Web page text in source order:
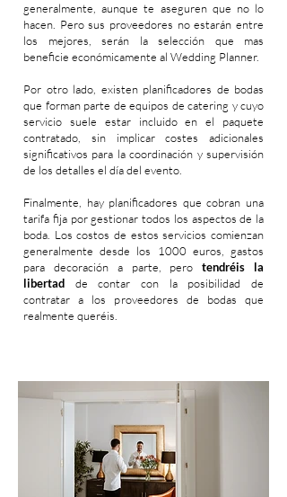
generalmente, aunque te aseguren que no lo
hacen. Pero sus proveedores no estarán entre
los mejores, serán la selección que mas
beneficie económicamente al Wedding Planner.
Por otro lado, existen planificadores de bodas
que forman parte de equipos de catering y cuyo
servicio suele estar incluido en el paquete
contratado, sin implicar costes adicionales
significativos para la coordinación y supervisión
de los detalles el día del evento.
Finalmente, hay planificadores que cobran una
tarifa fija por gestionar todos los aspectos de la
boda. Los costos de estos servicios comienzan
generalmente desde los 1000 euros, gastos
para decoración a parte, perotendréis la
libertad de contar con la posibilidad de
contratar a los proveedores de bodas que
realmente queréis.